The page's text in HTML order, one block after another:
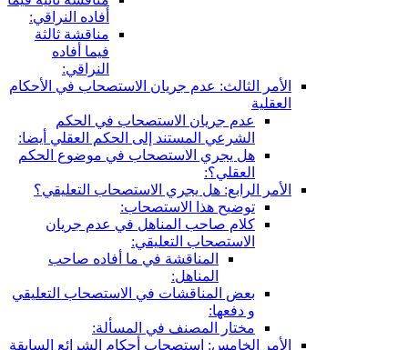
أفاده النراقي:
مناقشة ثالثة
فيما أفاده
النراقي:
الأمر الثالث: عدم جريان الاستصحاب في الأحكام
العقلية
عدم جريان الاستصحاب في الحكم
الشرعي المستند إلى الحكم العقلي أيضا:
هل يجري الاستصحاب في موضوع الحكم
العقلي؟:
الأمر الرابع: هل يجري الاستصحاب التعليقي؟
توضيح هذا الاستصحاب:
كلام صاحب المناهل في عدم جريان
الاستصحاب التعليقي:
المناقشة في ما أفاده صاحب
المناهل:
بعض المناقشات في الاستصحاب التعليقي
و دفعها:
مختار المصنف في المسألة:
الأمر الخامس: استصحاب أحكام الشرائع السابقة